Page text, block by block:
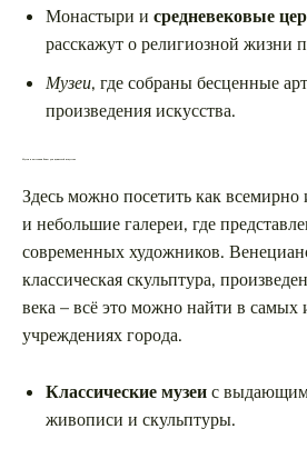
Монастыри и средневековые
расскажут о религиозной жизни
Музеи, где собраны бесценные
произведения искусства.
Музеи и выставки Вены для ценителей искусства
Здесь можно посетить как всемирно
и небольшие галереи, где
современных художников.
классическая скульптура,
века – всё это можно найти в самых
учреждениях города.
Классические музеис
живописи и скульптуры.